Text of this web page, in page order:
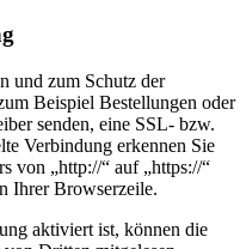
und zum Schutz der
Beispiel Bestellungen oder
senden, eine SSL- bzw.
Verbindung erkennen Sie
von „http://“ auf „https://“
Ihrer Browserzeile.
aktiviert ist, können die